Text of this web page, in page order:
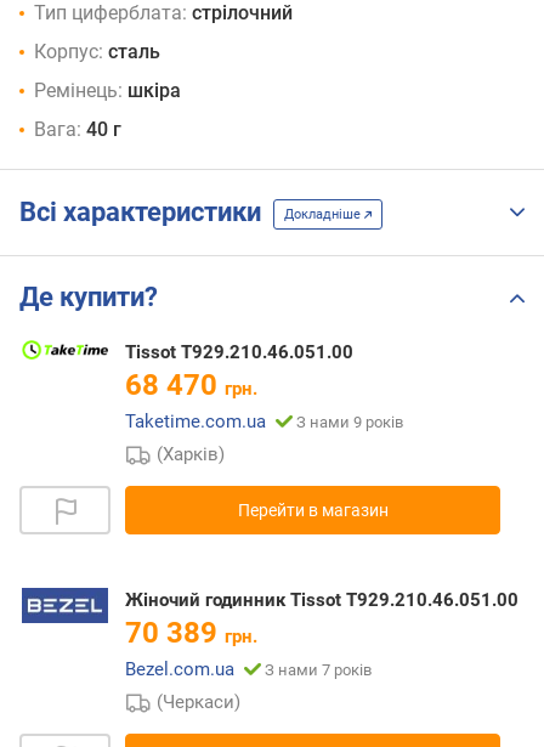
Тип циферблата: стрілочний
Корпус: сталь
Ремінець: шкіра
Вага: 40 г
Всі характеристики Докладніше
Де купити?
Tissot T929.210.46.051.00
68 470 грн.
Taketime.com.ua
З нами 9 років
(Харків)
Перейти в магазин
Жіночий годинник Tissot T929.210.46.051.00
70 389 грн.
Bezel.com.ua
З нами 7 років
(Черкаси)